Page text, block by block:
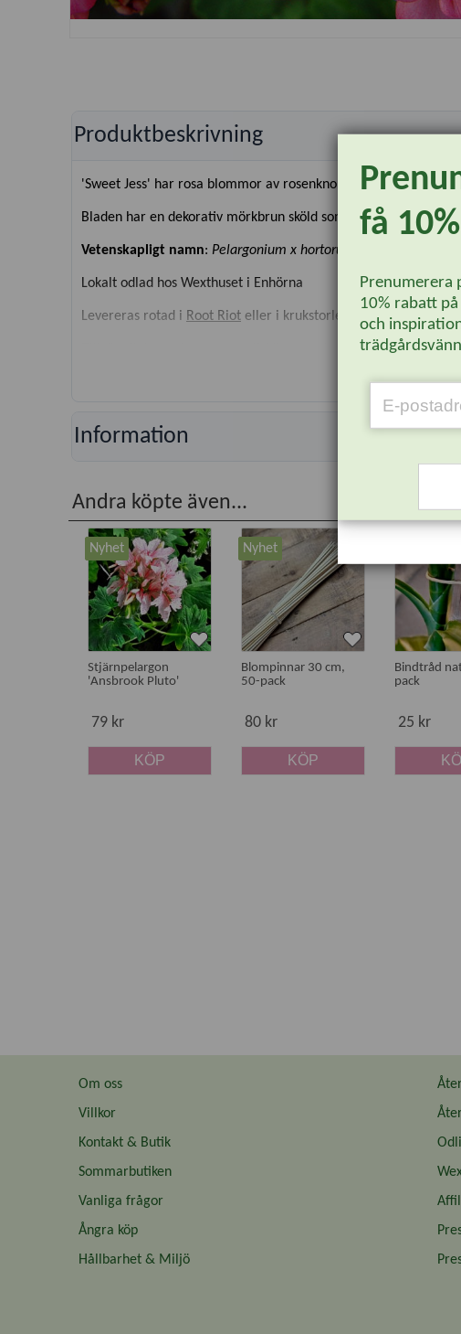
Produktbeskrivning
'Sweet Jess' har rosa blommor av rosenknoppstyp.
Bladen har en dekorativ mörkbrun sköld som framträder
Vetenskapligt namn: Pelargonium x hortorum
Lokalt odlad hos Wexthuset i Enhörna
Levereras rotad i Root Riot eller i krukstorlek 8-10 cm.
Tillgänglighet och sorter av sticklingar och småplantor kan
OBS! Läs mer om leveransinformation av levande växterhär.
Information
Andra köpte även...
Nyhet
Stjärnpelargon
'Ansbrook Pluto'
79 kr
KÖP
Nyhet
Blompinnar 30 cm,
50-pack
80 kr
KÖP
Bindtråd
pack
25 kr
Om oss
Villkor
Kontakt & Butik
Sommarbutiken
Vanliga frågor
Ångra köp
Hållbarhet & Miljö
få
Prenumerera
10% rabatt
och